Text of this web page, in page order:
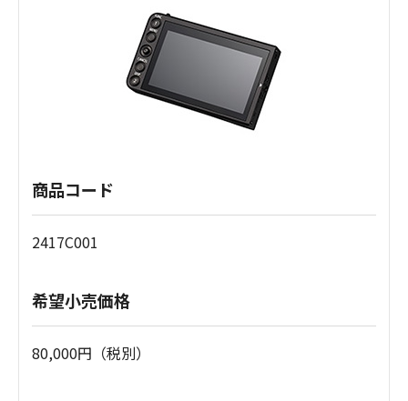
商品コード
2417C001
希望小売価格
80,000円（税別）